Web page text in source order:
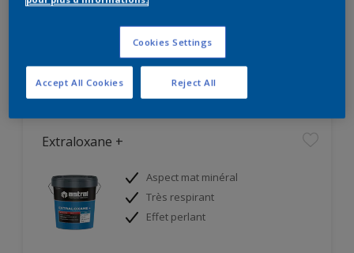
Comparer
Extraloxane +
Aspect mat minéral
Très respirant
Effet perlant
Cookies Settings
Reject All
Accept All Cookies